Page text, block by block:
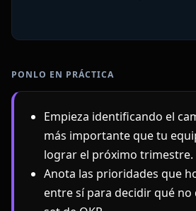
PONLO EN PRÁCTICA
Empieza identificando el
más importante que tu
lograr el próximo trimestre.
Anota las prioridades que
entre sí para decidir qué no